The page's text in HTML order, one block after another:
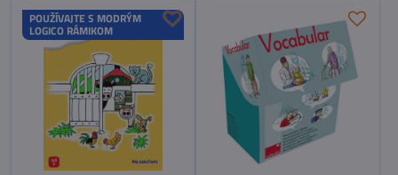
POUŽÍVAJTE S MODRÝM
LOGICO RÁMIKOM